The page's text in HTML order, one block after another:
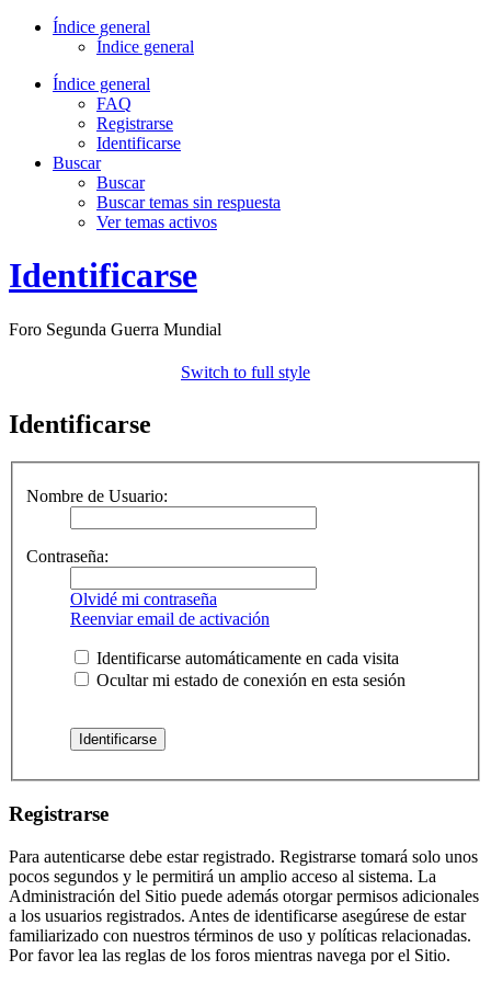
Índice general
Índice general
Índice general
FAQ
Registrarse
Identificarse
Buscar
Buscar
Buscar temas sin respuesta
Ver temas activos
Identificarse
Foro Segunda Guerra Mundial
Switch to full style
Identificarse
Nombre de Usuario:
Contraseña:
Olvidé mi contraseña
Reenviar email de activación
Identificarse automáticamente en cada visita
Ocultar mi estado de conexión en esta sesión
Registrarse
Para autenticarse debe estar registrado. Registrarse tomará solo unos
pocos segundos y le permitirá un amplio acceso al sistema. La
Administración del Sitio puede además otorgar permisos adicionales
a los usuarios registrados. Antes de identificarse asegúrese de estar
familiarizado con nuestros términos de uso y políticas relacionadas.
Por favor lea las reglas de los foros mientras navega por el Sitio.